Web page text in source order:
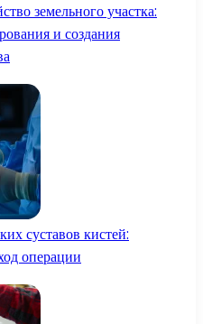
земельного участка:
и создания
суставов кистей:
операции